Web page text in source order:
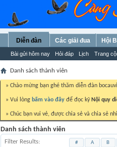
Diễn đàn
Bài gửi hôm nay Hỏi đáp Lịch Trang
Các giải đua Hội
Danh sách thành viên
» Chào mừng bạn ghé thăm diễn đàn
» Vui lòng bấm vào đây để đọc kỹ Nội quy
» Chúc bạn vui vẻ, được chia sẻ và chia sẻ
Danh sách thành viên
Filter Results # A B